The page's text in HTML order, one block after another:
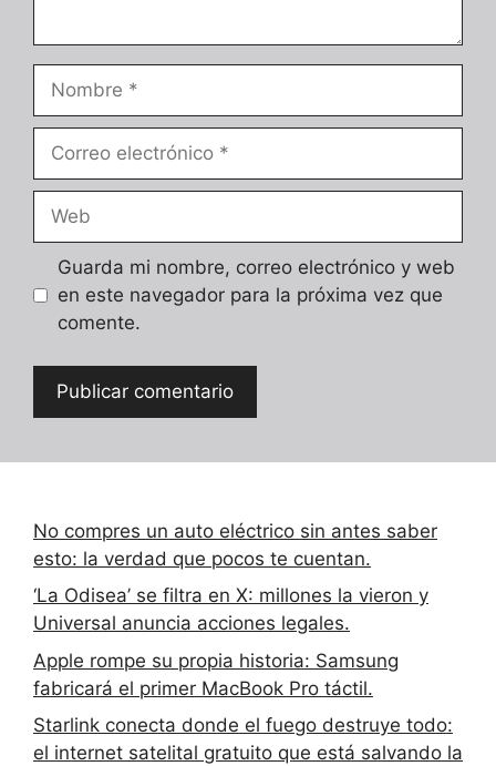
Nombre
Correo
Web
Guarda mi nombre, correo electrónico y web
en este navegador para la próxima vez que
comente.
No compres un auto eléctrico sin antes saber
esto: la verdad que pocos te cuentan.
‘La Odisea’ se filtra en X: millones la vieron y
Universal anuncia acciones legales.
Apple rompe su propia historia: Samsung
fabricará el primer MacBook Pro táctil.
Starlink conecta donde el fuego destruye todo:
el internet satelital gratuito que está salvando la